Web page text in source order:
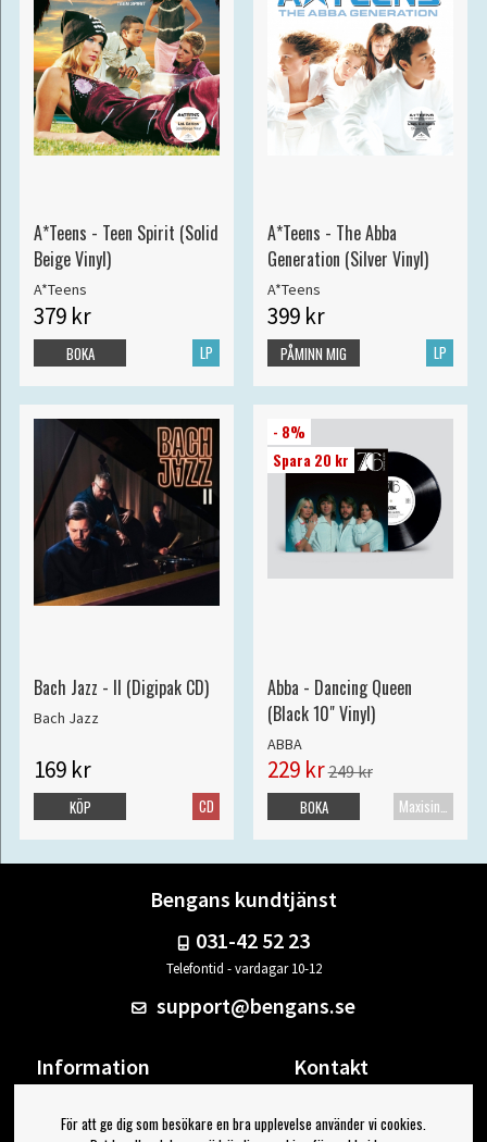
A*Teens - Teen Spirit (Solid
Beige Vinyl)
A*Teens
379 kr
LP
BOKA
A*Teens - The Abba
Generation (Silver Vinyl)
A*Teens
399 kr
LP
PÅMINN MIG
Bach Jazz - II (Digipak CD)
Bach Jazz
169 kr
CD
KÖP
- 8%
Spara 20 kr
Abba - Dancing Queen
(Black 10" Vinyl)
ABBA
229 kr249 kr
Maxisingel
BOKA
Bengans kundtjänst
031-42 52 23
Telefontid - vardagar 10-12
support@bengans.se
Information
Om Bengans
Kontakt
Din sida
För att ge dig som besökare en bra upplevelse använder vi cookies.